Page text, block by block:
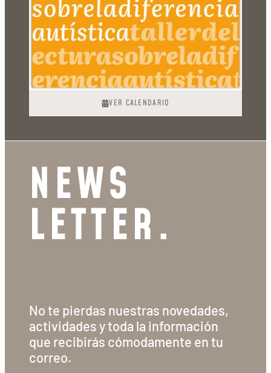
VER CALENDARIO
NEWS
LETTER.
No te pierdas nuestras novedades,
actividades y toda la información
que recibirás cómodamente en tu
correo.